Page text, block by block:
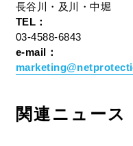
長谷川・及川・中堀
TEL：
03-4588-6843
e-mail：
関連ニュース